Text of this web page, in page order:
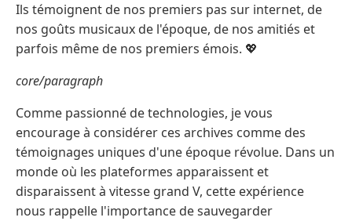
Ils témoignent de nos premiers pas sur internet, de
nos goûts musicaux de l'époque, de nos amitiés et
parfois même de nos premiers émois. 💖
core/paragraph
Comme passionné de technologies, je vous
encourage à considérer ces archives comme des
témoignages uniques d'une époque révolue. Dans un
monde où les plateformes apparaissent et
disparaissent à vitesse grand V, cette expérience
nous rappelle l'importance de sauvegarder